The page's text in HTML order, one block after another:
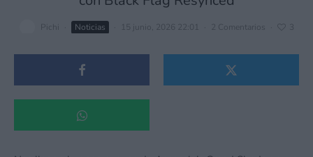
Pichi Noticias 15 junio, 2026 22:01 2 Comentarios 3